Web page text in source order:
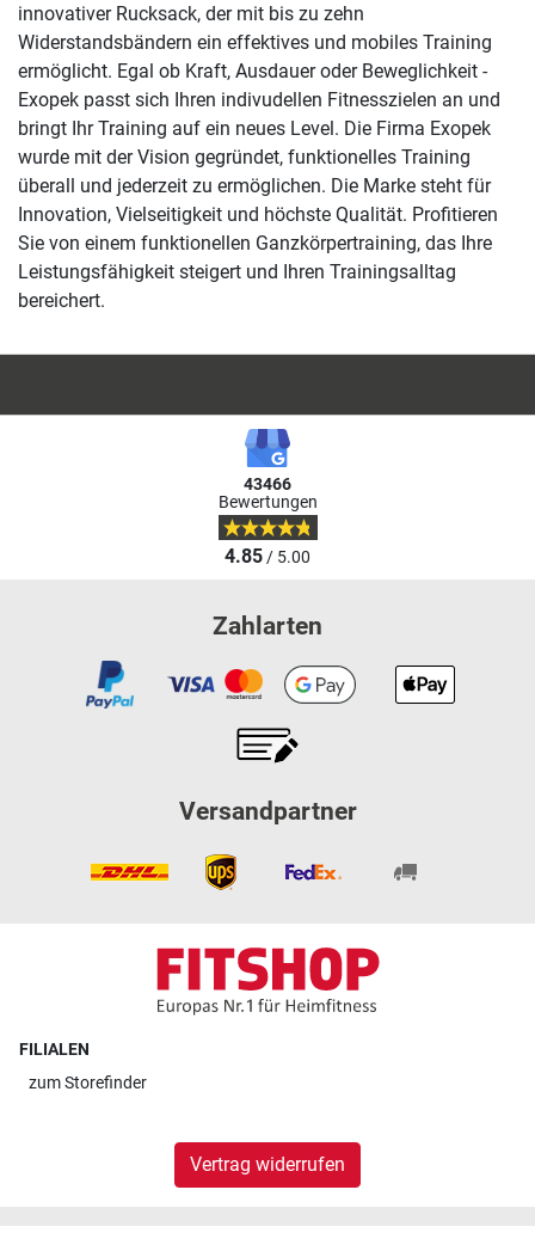
innovativer Rucksack, der mit bis zu zehn
Widerstandsbändern ein effektives und mobiles Training
ermöglicht. Egal ob Kraft, Ausdauer oder Beweglichkeit -
Exopek passt sich Ihren indivudellen Fitnesszielen an und
bringt Ihr Training auf ein neues Level. Die Firma Exopek
wurde mit der Vision gegründet, funktionelles Training
überall und jederzeit zu ermöglichen. Die Marke steht für
Innovation, Vielseitigkeit und höchste Qualität. Profitieren
Sie von einem funktionellen Ganzkörpertraining, das Ihre
Leistungsfähigkeit steigert und Ihren Trainingsalltag
bereichert.
43466
Bewertungen
4.85/ 5.00
Zahlarten
Versandpartner
FILIALEN
zumStorefinder
Vertrag widerrufen